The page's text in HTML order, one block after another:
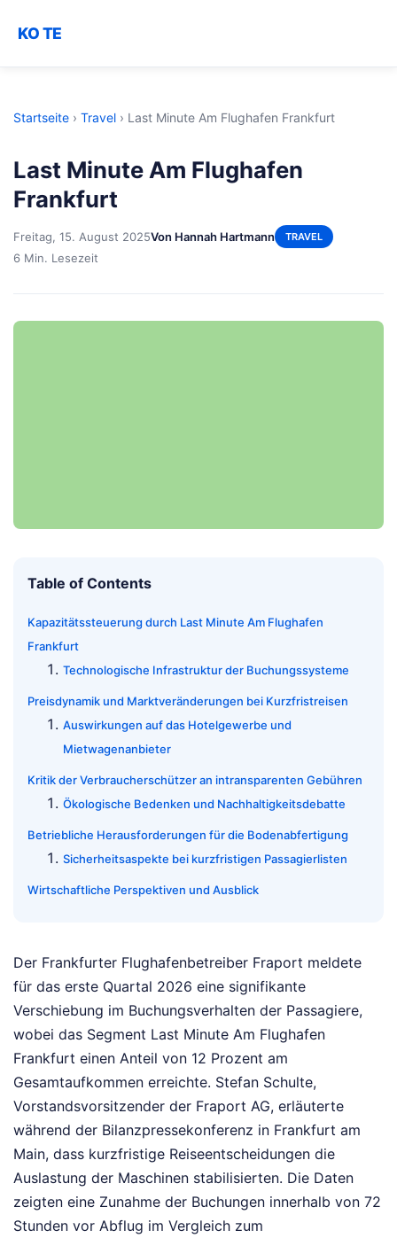
KO TE
Startseite › Travel › Last Minute Am Flughafen Frankfurt
Last Minute Am Flughafen
Frankfurt
Freitag, 15. August 2025Von Hannah Hartmann TRAVEL
6 Min. Lesezeit
Table of Contents
Kapazitätssteuerung durch Last Minute Am Flughafen
Frankfurt
Technologische Infrastruktur der Buchungssysteme
Preisdynamik und Marktveränderungen bei Kurzfristreisen
Auswirkungen auf das Hotelgewerbe und
Mietwagenanbieter
Kritik der Verbraucherschützer an intransparenten Gebühren
Ökologische Bedenken und Nachhaltigkeitsdebatte
Betriebliche Herausforderungen für die Bodenabfertigung
Sicherheitsaspekte bei kurzfristigen Passagierlisten
Wirtschaftliche Perspektiven und Ausblick
Der Frankfurter Flughafenbetreiber Fraport meldete
für das erste Quartal 2026 eine signifikante
Verschiebung im Buchungsverhalten der Passagiere,
wobei das Segment Last Minute Am Flughafen
Frankfurt einen Anteil von 12 Prozent am
Gesamtaufkommen erreichte. Stefan Schulte,
Vorstandsvorsitzender der Fraport AG, erläuterte
während der Bilanzpressekonferenz in Frankfurt am
Main, dass kurzfristige Reiseentscheidungen die
Auslastung der Maschinen stabilisierten. Die Daten
zeigten eine Zunahme der Buchungen innerhalb von 72
Stunden vor Abflug im Vergleich zum